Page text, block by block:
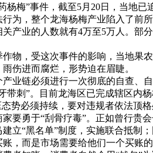
”事件，截至5月20日，当地已
，整个龙海杨梅产业陷入了前所
产业的人数就有4万至5万人。部
，受这次事件的影响，当地果农
伤进而腐烂，形势迫在眉睫。
链必须进行一次彻底的自查、自
刺”。目前龙海区已完成辖区内杨
势必须持续，要对违规者依法顶
勇于“刮骨疗毒”。正如曾行贵会
立“黑名单”制度，实施联合抵制
而是市场需要给他们一个买账的